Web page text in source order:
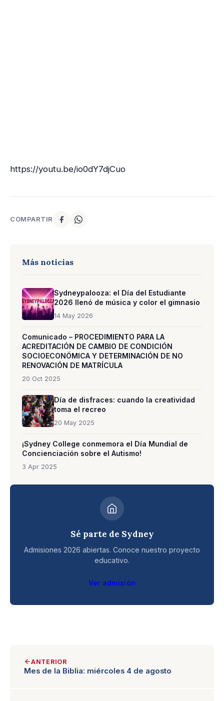
https://youtu.be/io0dY7djCuo
COMPARTIR
Más noticias
Sydneypalooza: el Día del Estudiante
2026 llenó de música y color el gimnasio
14 May 2026
Comunicado – PROCEDIMIENTO PARA LA
ACREDITACIÓN DE CAMBIO DE CONDICIÓN
SOCIOECONÓMICA Y DETERMINACIÓN DE NO
RENOVACIÓN DE MATRÍCULA
20 Oct 2025
Día de disfraces: cuando la creatividad
toma el recreo
20 May 2025
¡Sydney College conmemora el Día Mundial de
Concienciación sobre el Autismo!
3 Apr 2025
Sé parte de Sydney
Admisiones 2026 abiertas. Conoce nuestro proyecto
educativo.
Ver admisión
ANTERIOR
Mes de la Biblia: miércoles 4 de agosto